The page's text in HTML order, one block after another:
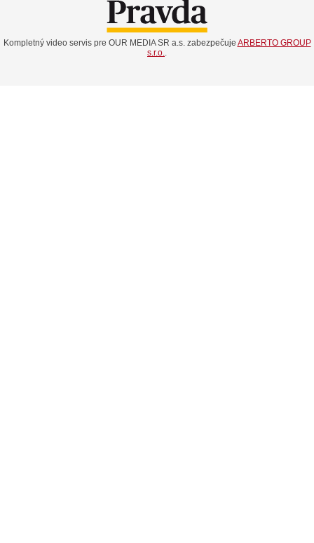
Kompletný video servis pre OUR MEDIA SR a.s. zabezpečuje ARBERTO GROUP
s.r.o..